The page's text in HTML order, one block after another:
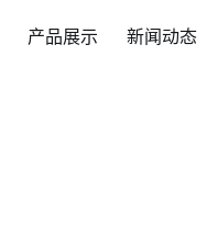
产品展示 新闻动态